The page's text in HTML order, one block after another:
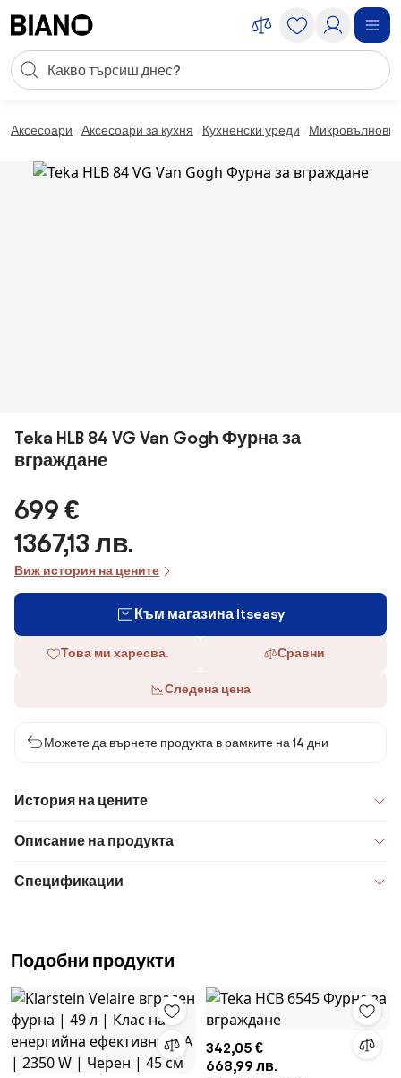
Търсене
Аксесоари Аксесоари за кухня Кухненски уреди Микровълнови
Teka HLB 84 VG Van Gogh Фурна за
вграждане
699 €
1367,13 лв.
Виж история на цените
Към магазина Itseasy
Това ми харесва. Сравни
Следена цена
Можете да върнете продукта в рамките на 14 дни
История на цените
Описание на продукта
Спецификации
Подобни продукти
342,05 €
668,99 лв.